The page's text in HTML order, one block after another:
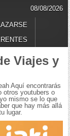
08/08/2026
Viajes y
Aquí encontrarás
otros youtubers o
mismo se lo que
que hay más allá
lugar.